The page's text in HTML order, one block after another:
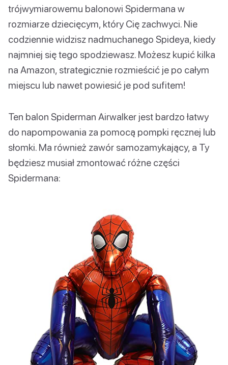
trójwymiarowemu balonowi Spidermana w
rozmiarze dziecięcym, który Cię zachwyci. Nie
codziennie widzisz nadmuchanego Spideya, kiedy
najmniej się tego spodziewasz. Możesz kupić kilka
na Amazon, strategicznie rozmieścić je po całym
miejscu lub nawet powiesić je pod sufitem!
Ten balon Spiderman Airwalker jest bardzo łatwy
do napompowania za pomocą pompki ręcznej lub
słomki. Ma również zawór samozamykający, a Ty
będziesz musiał zmontować różne części
Spidermana: